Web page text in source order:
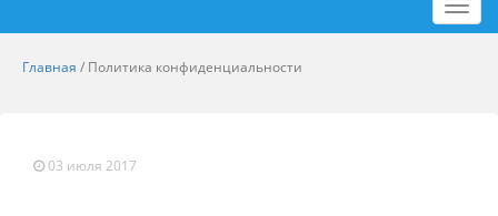
Главная / Политика конфиденциальности
03 июля 2017